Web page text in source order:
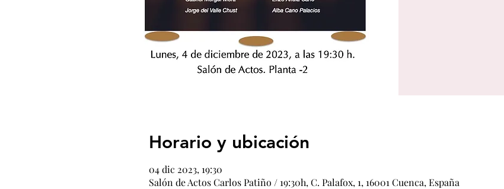
Horario y ubicación
04 dic 2023, 19:30
Salón de Actos Carlos Patiño / 19:30h, C. Palafox, 1, 16001 Cuenca, España